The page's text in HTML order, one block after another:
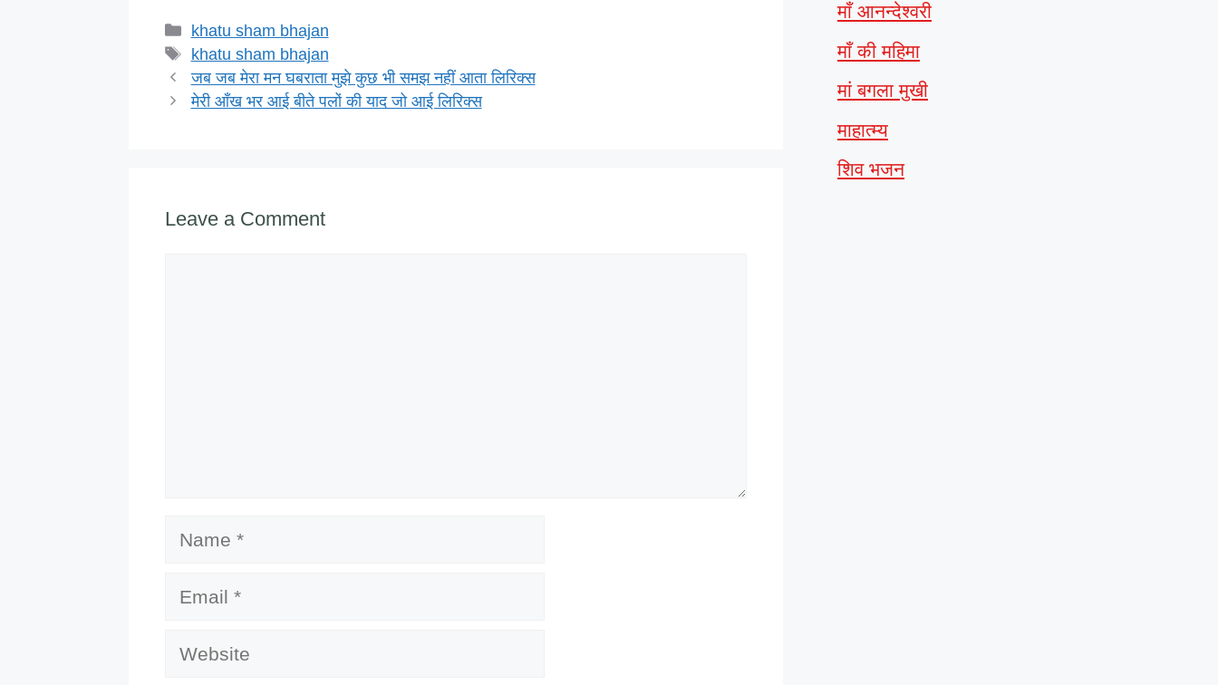
c
e
b
o
tt
er
k
e
dI
n
at
s
A
p
o
M
Categories
khatu sham bhajan
Tags
khatu sham bhajan
जब जब मेरा मन घबराता मुझे कुछ भी समझ नहीं आता लिरिक्स
मेरी आँख भर आई बीते पलों की याद जो आई लिरिक्स
Leave a Comment
Name
Email
Website
माँ आनन्देश्वरी
माँ की महिमा
मां बगला मुखी
माहात्म्य
शिव भजन